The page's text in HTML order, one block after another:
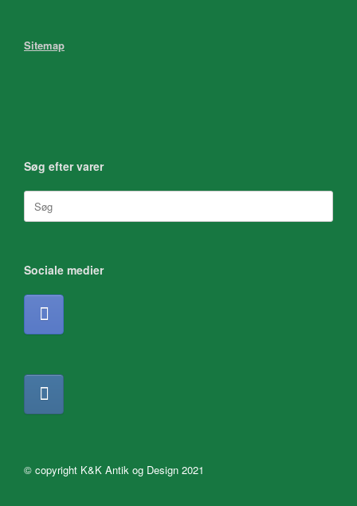
Sitemap
Søg efter varer
efter:
Sociale medier
© copyright K&K Antik og Design 2021